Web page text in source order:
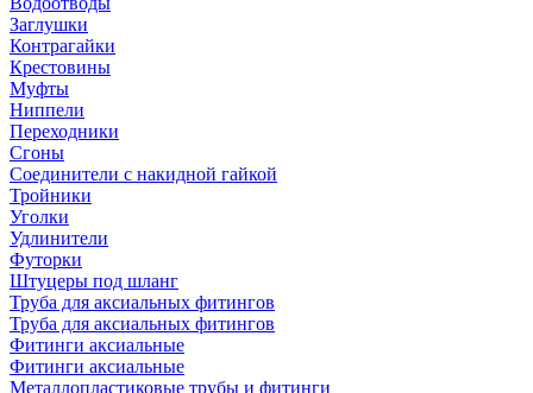
Заглушки
Контрагайки
Крестовины
Муфты
Ниппели
Переходники
Сгоны
Соединители с накидной гайкой
Тройники
Уголки
Удлинители
Футорки
Штуцеры под шланг
Труба для аксиальных фитингов
Труба для аксиальных фитингов
Фитинги аксиальные
Фитинги аксиальные
Металлопластиковые трубы и фитинги